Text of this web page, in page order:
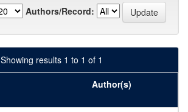
Authors/Record:
Showing results 1 to 1 of 1
Author(s)